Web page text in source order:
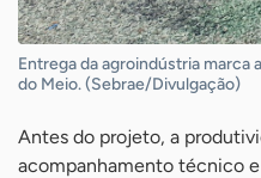
Entrega da agroindústria marca
do Meio. (Sebrae/Divulgação)
Antes do projeto, a
acompanhamento técnico e